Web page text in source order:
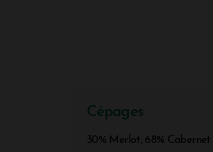
Cépages
30% Merlot, 68%